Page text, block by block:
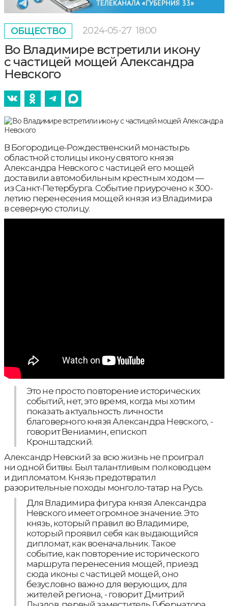
ОБЩЕСТВО 2024-05-27 18:00
Во Владимире встретили икону
с частицей мощей Александра
Невского
В Богородице-Рождественский монастырь
областной столицы икону святого князя
Александра Невского с частицей его мощей
доставили автомобильным крестным ходом —
из Санкт-Петербурга. Событие приурочено к 300-
летию перенесения мощей князя из Владимира
в северную столицу.
Это не просто повторение исторических
событий, нет, это время, когда мы хотим
показать актуальность личности
благоверного князя Александра Невского, -
говорит Вениамин, епископ
Кронштадский.
Александр Невский за всю жизнь не проиграл
ни одной битвы. Был талантливым полководцем
и дипломатом. Князь предотвратил
разорительные походы монголо-татар на Русь.
Для Владимира фигура князя Александра
Невского имеет огромное значение. Это
князь, который правил во Владимире,
который проявил себя как выдающийся
дипломат, как военачальник. Такое
событие, как повторение исторического
маршрута перенесения мощей, приезд
сюда иконы с частицей мощей, оно
безусловно важно для верующих, для
жителей региона, - говорит Дмитрий